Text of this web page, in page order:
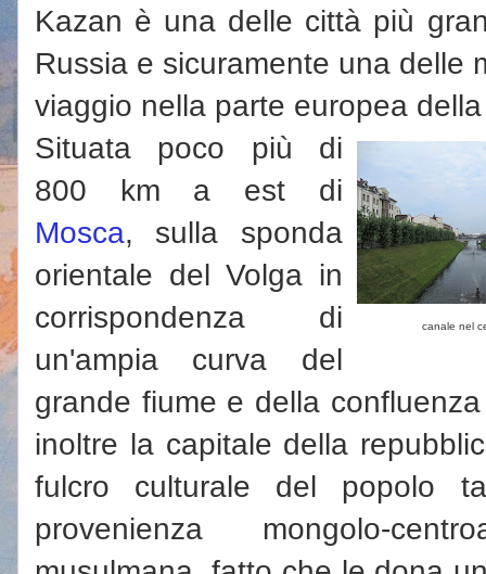
Kazan è una delle città più
Russia e sicuramente una delle
viaggio nella parte europea
canale nel
Situata poco più di
800 km a est di
Mosca, sulla sponda
orientale del Volga in
corrispondenza di
un'ampia curva del
grande fiume e della
inoltre la capitale della
fulcro culturale del popolo
provenienza mongolo-